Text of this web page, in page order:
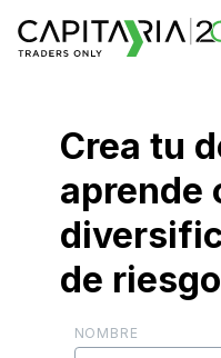
Crea tu
aprende
de riesgo
NOMBRE